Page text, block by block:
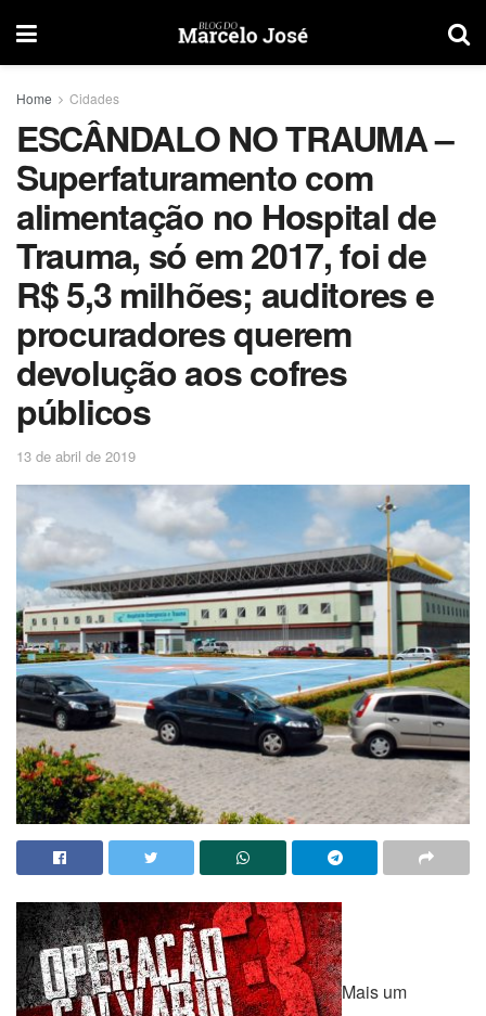
Home Cidades
ESCÂNDALO NO TRAUMA –
Superfaturamento com
alimentação no Hospital de
Trauma, só em 2017, foi de
R$ 5,3 milhões; auditores e
procuradores querem
devolução aos cofres
públicos
13 de abril de 2019
Mais um